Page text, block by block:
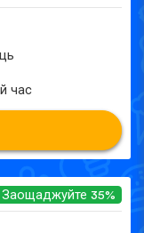
час
Заощаджуйте 35%